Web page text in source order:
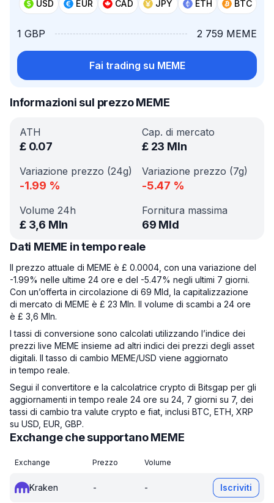
USD EUR CAD JPY ETH BTC
1 GBP 2 759 MEME
Fai trading su MEME
Informazioni sul prezzo MEME
ATH
£ 0.07
Cap. di mercato
£ 23 Mln
Variazione prezzo (24g)
-1.99 %
Variazione prezzo (7g)
-5.47 %
Volume 24h
£ 3,6 Mln
Fornitura massima
69 Mld
Dati MEME in tempo reale
Il prezzo attuale di MEME è £ 0.0004, con una variazione del
-1.99% nelle ultime 24 ore e del -5.47% negli ultimi 7 giorni.
Con un’offerta in circolazione di 69 Mld, la capitalizzazione
di mercato di MEME è £ 23 Mln. Il volume di scambi a 24 ore
è £ 3,6 Mln.
I tassi di conversione sono calcolati utilizzando l’indice dei
prezzi live MEME insieme ad altri indici dei prezzi degli asset
digitali. Il tasso di cambio MEME/USD viene aggiornato
in tempo reale.
Segui il convertitore e la calcolatrice crypto di Bitsgap per gli
aggiornamenti in tempo reale 24 ore su 24, 7 giorni su 7, dei
tassi di cambio tra valute crypto e fiat, inclusi BTC, ETH, XRP
su USD, EUR, GBP.
Exchange che supportano MEME
Exchange Prezzo Volume
Kraken - - Iscriviti